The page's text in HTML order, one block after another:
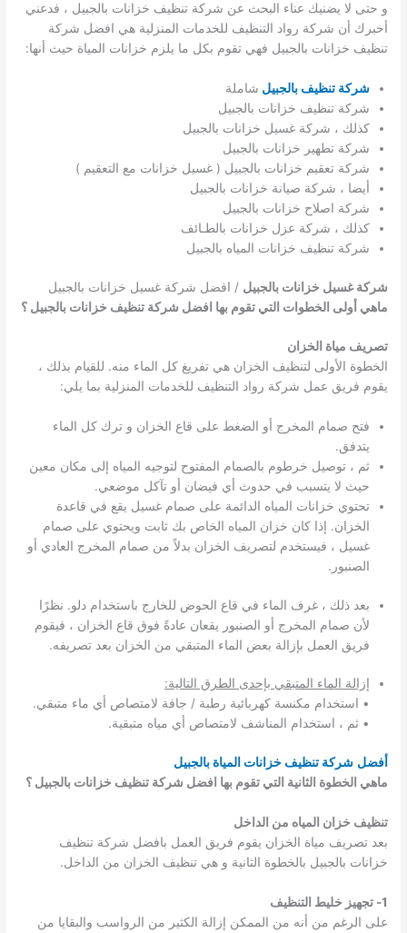
و حتى لا يضنيك عناء البحث عن شركة تنظيف خزانات بالجبيل ، فدعني
أخبرك أن شركة رواد التنظيف للخدمات المنزلية هي افضل شركة
تنظيف خزانات بالجبيل فهي تقوم بكل ما يلزم خزانات المياة حيث أنها:
شركة تنظيف بالجبيل شاملة
شركة تنظيف خزانات بالجبيل
كذلك ، شركة غسيل خزانات بالجبيل
شركة تطهير خزانات بالجبيل
شركة تعقيم خزانات بالجبيل ( غسيل خزانات مع التعقيم )
أيضا ، شركة صيانة خزانات بالجبيل
شركة اصلاح خزانات بالجبيل
كذلك ، شركة عزل خزانات بالطـائف
شركة تنظيف خزانات المياه بالجبيل
شركة غسيل خزانات بالجبيل / افضل شركة غسيل خزانات بالجبيل
ماهي أولى الخطوات التي تقوم بها افضل شركة تنظيف خزانات بالجبيل ؟
تصريف مياة الخزان
الخطوة الأولى لتنظيف الخزان هي تفريغ كل الماء منه. للقيام بذلك ،
يقوم فريق عمل شركة رواد التنظيف للخدمات المنزلية بما يلي:
فتح صمام المخرج أو الضغط على قاع الخزان و ترك كل الماء
يتدفق.
ثم ، توصيل خرطوم بالصمام المفتوح لتوجيه المياه إلى مكان معين
حيث لا يتسبب في حدوث أي فيضان أو تآكل موضعي.
تحتوي خزانات المياه الدائمة على صمام غسيل يقع في قاعدة
الخزان. إذا كان خزان المياه الخاص بك ثابت ويحتوي على صمام
غسيل ، فيستخدم لتصريف الخزان بدلاً من صمام المخرج العادي أو
الصنبور.
بعد ذلك ، غرف الماء في قاع الحوض للخارج باستخدام دلو. نظرًا
لأن صمام المخرج أو الصنبور يقعان عادةً فوق قاع الخزان ، فيقوم
فريق العمل بإزالة بعض الماء المتبقي من الخزان بعد تصريفه.
إزالة الماء المتبقي بإحدى الطرق التالية:
• استخدام مكنسة كهربائية رطبة / جافة لامتصاص أي ماء متبقي.
• ثم ، استخدام المناشف لامتصاص أي مياه متبقية.
أفضل شركة تنظيف خزانات المياة بالجبيل
ماهي الخطوة الثانية التي تقوم بها افضل شركة تنظيف خزانات بالجبيل ؟
تنظيف خزان المياه من الداخل
بعد تصريف مياة الخزان يقوم فريق العمل بافضل شركة تنظيف
خزانات بالجبيل بالخطوة الثانية و هي تنظيف الخزان من الداخل.
1- تجهيز خليط التنظيف
على الرغم من أنه من الممكن إزالة الكثير من الرواسب والبقايا من